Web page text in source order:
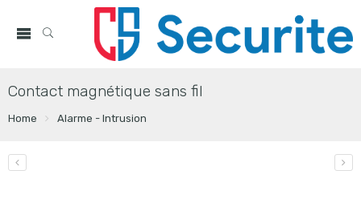
Contact magnétique sans fil
Home Alarme - Intrusion